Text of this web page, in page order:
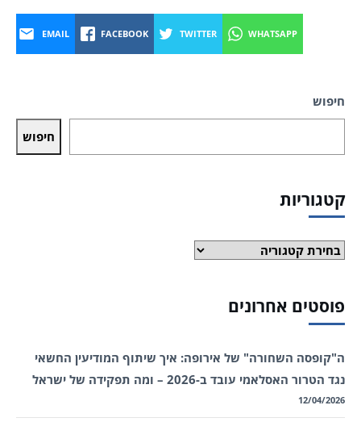
EMAIL FACEBOOK TWITTER WHATSAPP
חיפוש
חיפוש
קטגוריות
קטגוריות
פוסטים אחרונים
ה"קופסה השחורה" של אירופה: איך שיתוף המודיעין החשאי
נגד הטרור האסלאמי עובד ב-2026 – ומה תפקידה של ישראל
12/04/2026